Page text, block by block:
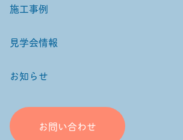
施工事例
見学会情報
お知らせ
お問い合わせ